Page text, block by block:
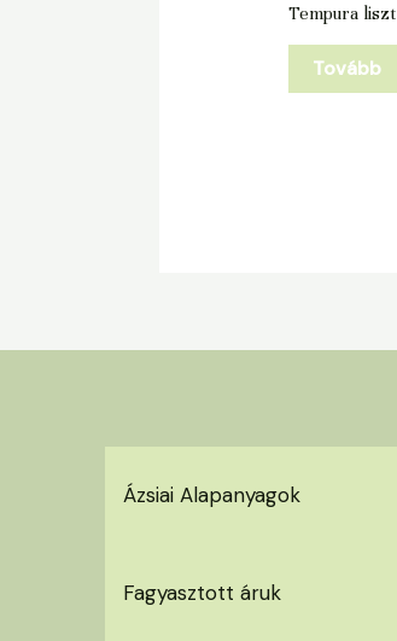
Tempura liszt
Tovább
Ázsiai Alapanyagok
Fagyasztott áruk